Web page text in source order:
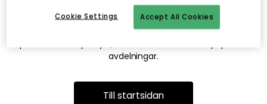
Detta kan bero på att sidan inte längre finns eller att den har
flyttats. Vi ber om ursäkt för besväret. I menyn ovan kan du
prova att söka på nytt, eller besöka en av våra populära
avdelningar.
Till startsidan
Accept All Cookies
Cookie Settings